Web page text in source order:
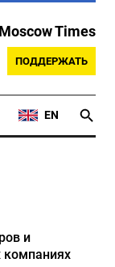
Times
ПОДДЕРЖАТЬ
EN
и
компаниях